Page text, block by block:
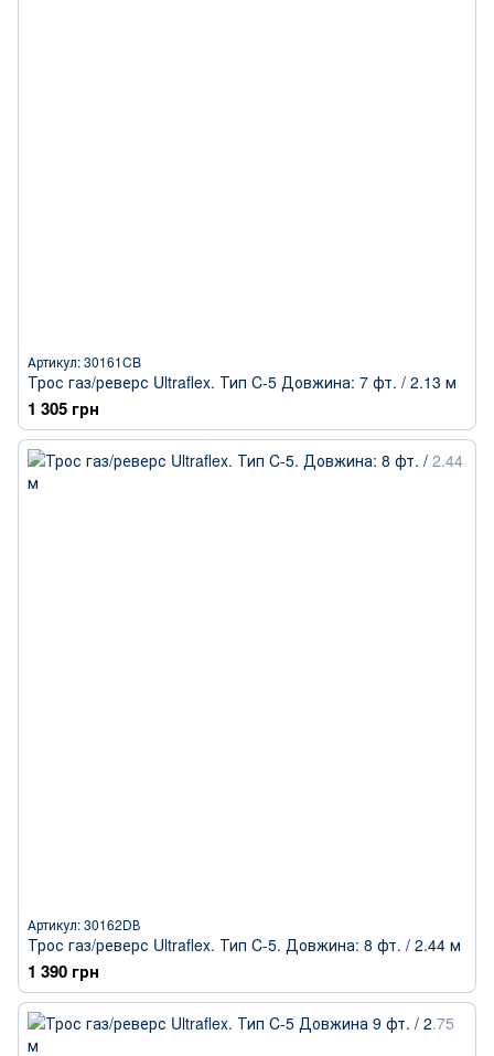
Артикул: 30161CB
Трос газ/реверс Ultraflex. Тип C-5 Довжина: 7 фт. / 2.13 м
1 305 грн
Артикул: 30162DВ
Трос газ/реверс Ultraflex. Тип C-5. Довжина: 8 фт. / 2.44 м
1 390 грн